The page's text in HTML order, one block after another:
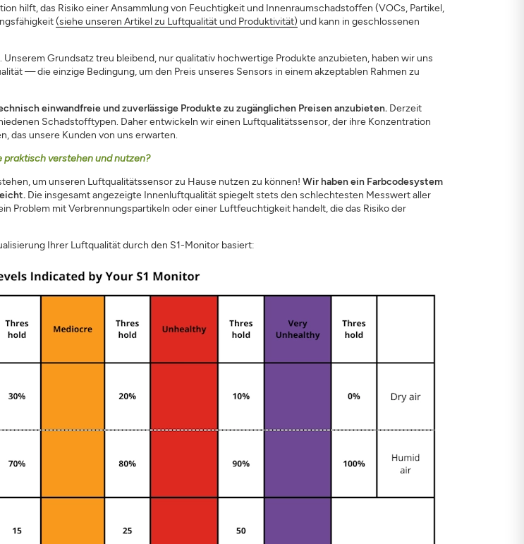
hilft, das Risiko einer Ansammlung von Feuchtigkeit und Innenraumschadstoffen (VOCs, Partikel,
(siehe unseren Artikel zu Luftqualität und Produktivität) und kann in geschlossenen
Grundsatz treu bleibend, nur qualitativ hochwertige Produkte anzubieten, haben wir uns
— die einzige Bedingung, um den Preis unseres Sensors in einem akzeptablen Rahmen zu
einwandfreie und zuverlässige Produkte zu zugänglichen Preisen anzubieten.Derzeit
Schadstofftypen. Daher entwickeln wir einen Luftqualitätssensor, der ihre Konzentration
das unsere Kunden von uns erwarten.
verstehen und nutzen?
um unseren Luftqualitätssensor zu Hause nutzen zu können! Wir haben ein Farbcodesystem
Die insgesamt angezeigte Innenluftqualität spiegelt stets den schlechtesten Messwert aller
Problem mit Verbrennungspartikeln oder einer Luftfeuchtigkeit handelt, die das Risiko der
Ihrer Luftqualität durch den S1-Monitor basiert: